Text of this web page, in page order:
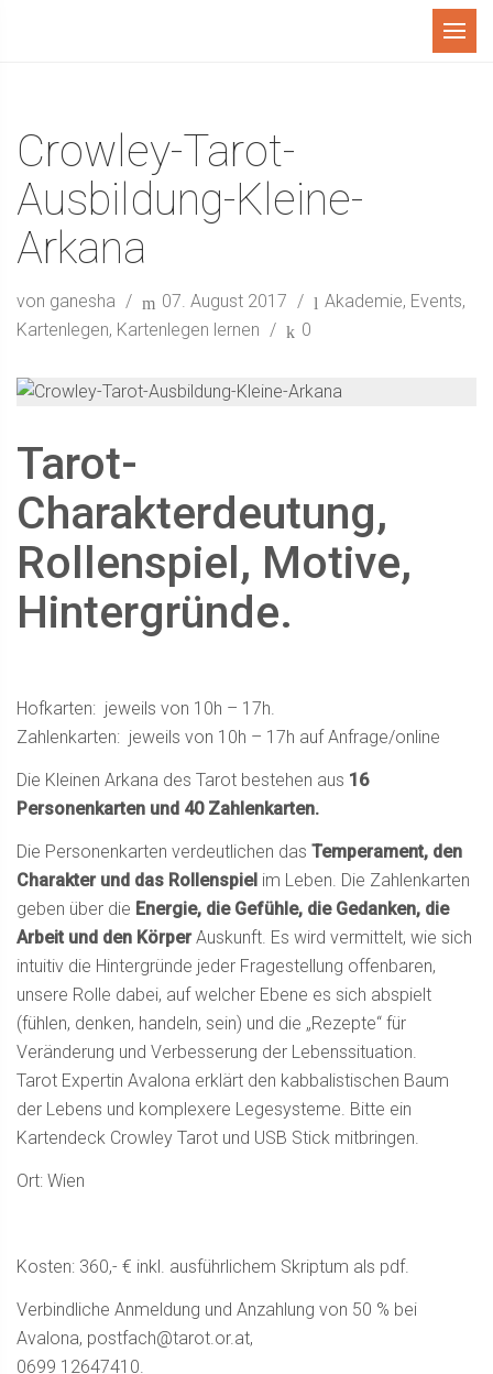
Menü
Crowley-Tarot-
Ausbildung-Kleine-
Arkana
von ganesha 07. August 2017 Akademie, Events,
Kartenlegen, Kartenlegen lernen 0
Tarot-
Charakterdeutung,
Rollenspiel, Motive,
Hintergründe.
Hofkarten: jeweils von 10h – 17h.
Zahlenkarten: jeweils von 10h – 17h auf Anfrage/online
Die Kleinen Arkana des Tarot bestehen aus 16
Personenkarten und 40 Zahlenkarten.
Die Personenkarten verdeutlichen das Temperament, den
Charakter und das Rollenspiel im Leben. Die Zahlenkarten
geben über die Energie, die Gefühle, die Gedanken, die
Arbeit und den KörperAuskunft. Es wird vermittelt, wie sich
intuitiv die Hintergründe jeder Fragestellung offenbaren,
unsere Rolle dabei, auf welcher Ebene es sich abspielt
(fühlen, denken, handeln, sein) und die „Rezepte“ für
Veränderung und Verbesserung der Lebenssituation.
Tarot Expertin Avalona erklärt den kabbalistischen Baum
der Lebens und komplexere Legesysteme. Bitte ein
Kartendeck Crowley Tarot und USB Stick mitbringen.
Ort: Wien
Kosten: 360,- € inkl. ausführlichem Skriptum als pdf.
Verbindliche Anmeldung und Anzahlung von 50 % bei
Avalona, postfach@tarot.or.at,
0699 12647410.